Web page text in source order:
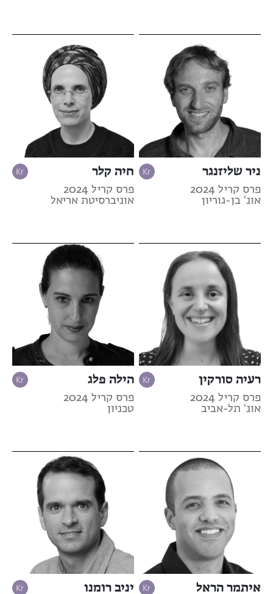
ניר שליזנגר
פרס קריל 2024
אונ' בן-גוריון
חיה קלר
פרס קריל 2024
אוניברסיטת אריאל
רעיה סורקין
פרס קריל 2024
אונ' תל-אביב
הילה פלג
פרס קריל 2024
טכניון
איתמר הראל יניב רומנו